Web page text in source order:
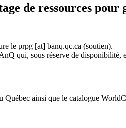
de ressources pour
le prpg [at] banq.qc.ca (soutien).
qui, sous réserve de
Québec ainsi que le catalogue